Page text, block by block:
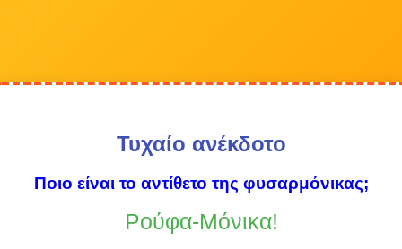
Τυχαίο ανέκδοτο
Ποιο είναι το αντίθετο της φυσαρμόνικας;
Ρούφα-Μόνικα!